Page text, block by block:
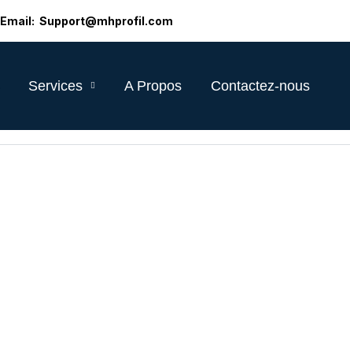
Email: Support@mhprofil.com
Services A Propos Contactez-nous